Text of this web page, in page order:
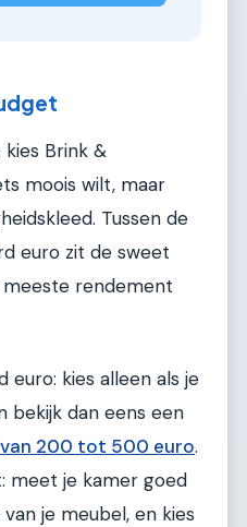
Brink &
moois wilt, maar
Tussen de
euro zit de sweet
rendement
euro: kies alleen als je
bekijk dan eens een
200 tot 500 euro.
meet je kamer goed
je meubel, en kies